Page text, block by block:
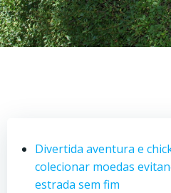
Divertida aventura e
colecionar moedas
estrada sem fim